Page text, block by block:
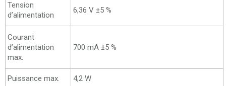
Tension
d’alimentation
6,36 V ±5 %
Courant
d’alimentation
max.
700 mA ±5 %
Puissance max. 4,2 W